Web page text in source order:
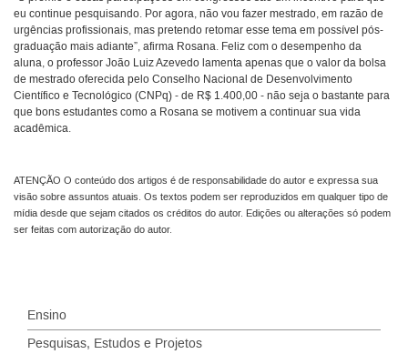
eu continue pesquisando. Por agora, não vou fazer mestrado, em razão de
urgências profissionais, mas pretendo retomar esse tema em possível pós-
graduação mais adiante”, afirma Rosana. Feliz com o desempenho da
aluna, o professor João Luiz Azevedo lamenta apenas que o valor da bolsa
de mestrado oferecida pelo Conselho Nacional de Desenvolvimento
Científico e Tecnológico (CNPq) - de R$ 1.400,00 - não seja o bastante para
que bons estudantes como a Rosana se motivem a continuar sua vida
acadêmica.
ATENÇÃO O conteúdo dos artigos é de responsabilidade do autor e expressa sua
visão sobre assuntos atuais. Os textos podem ser reproduzidos em qualquer tipo de
mídia desde que sejam citados os créditos do autor. Edições ou alterações só podem
ser feitas com autorização do autor.
Ensino
Pesquisas, Estudos e Projetos